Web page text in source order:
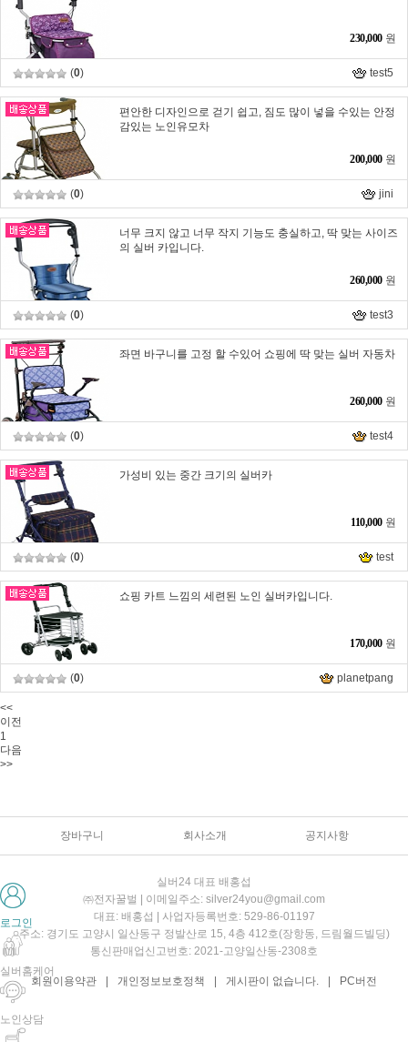
로그인
실버홈케어
노인상담
230,000 원
(0) test5
편안한 디자인으로 걷기 쉽고, 짐도 많이 넣을 수있는 안정
감있는 노인유모차
200,000 원
(0) jini
너무 크지 않고 너무 작지 기능도 충실하고, 딱 맞는 사이즈
의 실버 카입니다.
260,000 원
(0) test3
좌면 바구니를 고정 할 수있어 쇼핑에 딱 맞는 실버 자동차
260,000 원
(0) test4
가성비 있는 중간 크기의 실버카
110,000 원
(0) test
쇼핑 카트 느낌의 세련된 노인 실버카입니다.
170,000 원
(0) planetpang
<<
이전
1
다음
>>
장바구니 회사소개 공지사항
실버24 대표 배홍섭
㈜전자꿀벌 | 이메일주소: silver24you@gmail.com
대표: 배홍섭 | 사업자등록번호: 529-86-01197
주소: 경기도 고양시 일산동구 정발산로 15, 4층 412호(장항동, 드림월드빌딩)
통신판매업신고번호: 2021-고양일산동-2308호
회원이용약관 개인정보보호정책 게시판이 없습니다. PC버전